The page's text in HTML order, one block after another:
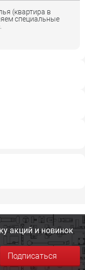
(квартира в
специальные
акций и новинок
Подписаться